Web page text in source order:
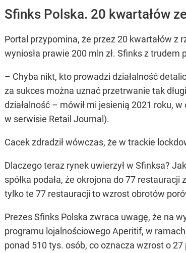
Sfinks Polska. 20 kwartałów
Portal przypomina, że przez 20 kwartałów z
wyniosła prawie 200 mln zł. Sfinks z trudem
– Chyba nikt, kto prowadzi działalność
za sukces można uznać przetrwanie tak
działalność – mówił mi jesienią 2021 roku,
w serwisie Retail Journal).
Cacek zdradził wówczas, że w trackie
Dlaczego teraz rynek uwierzył w Sfinksa?
spółka podała, że okrojona do 77
tylko te 77 restauracji to wzrost obrotów
Prezes Sfinks Polska zwraca uwagę, że na
programu lojalnościowego Aperitif, w
ponad 510 tys. osób, co oznacza wzrost o